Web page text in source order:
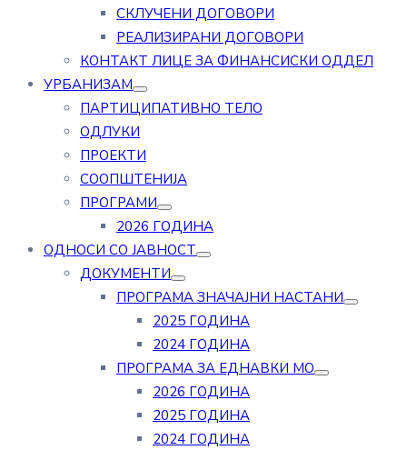
СКЛУЧЕНИ ДОГОВОРИ
РЕАЛИЗИРАНИ ДОГОВОРИ
КОНТАКТ ЛИЦЕ ЗА ФИНАНСИСКИ ОДДЕЛ
УРБАНИЗАМ
ПАРТИЦИПАТИВНО ТЕЛО
ОДЛУКИ
ПРОЕКТИ
СООПШТЕНИЈА
ПРОГРАМИ
2026 ГОДИНА
ОДНОСИ СО ЈАВНОСТ
ДОКУМЕНТИ
ПРОГРАМА ЗНАЧАЈНИ НАСТАНИ
2025 ГОДИНА
2024 ГОДИНА
ПРОГРАМА ЗА ЕДНАВКИ МО
2026 ГОДИНА
2025 ГОДИНА
2024 ГОДИНА